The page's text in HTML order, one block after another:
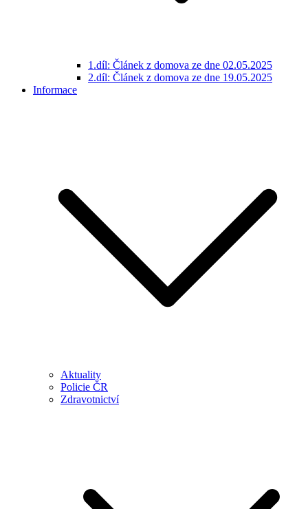
1.díl: Článek z domova ze dne 02.05.2025
2.díl: Článek z domova ze dne 19.05.2025
Informace
Aktuality
Policie ČR
Zdravotnictví